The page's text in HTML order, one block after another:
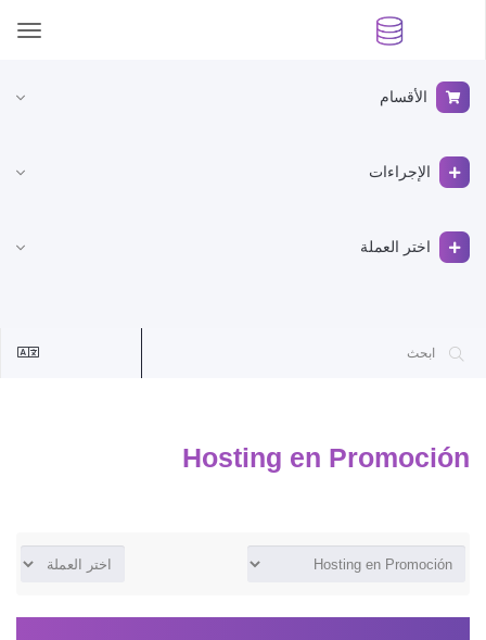
الأقسام
الإجراءات
اختر العملة
Hosting en Promoción